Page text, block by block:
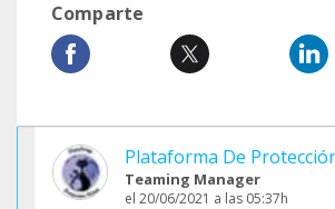
Comparte
Plataforma De
Teaming Manager
el 20/06/2021 a las 05:37h